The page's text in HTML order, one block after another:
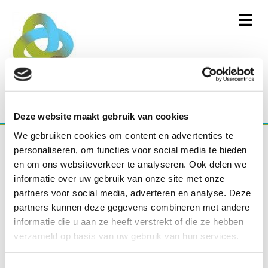
Deze website maakt gebruik van cookies
We gebruiken cookies om content en advertenties te
personaliseren, om functies voor social media te bieden
en om ons websiteverkeer te analyseren. Ook delen we
informatie over uw gebruik van onze site met onze
partners voor social media, adverteren en analyse. Deze
partners kunnen deze gegevens combineren met andere
informatie die u aan ze heeft verstrekt of die ze hebben
verzameld op basis van uw gebruik van hun services.
Coachtraject bevlogen
professionals
Een persoonlijk traject voor professionals waarin je leert
met meer passie, plezier en gemak je werk te doen. Je